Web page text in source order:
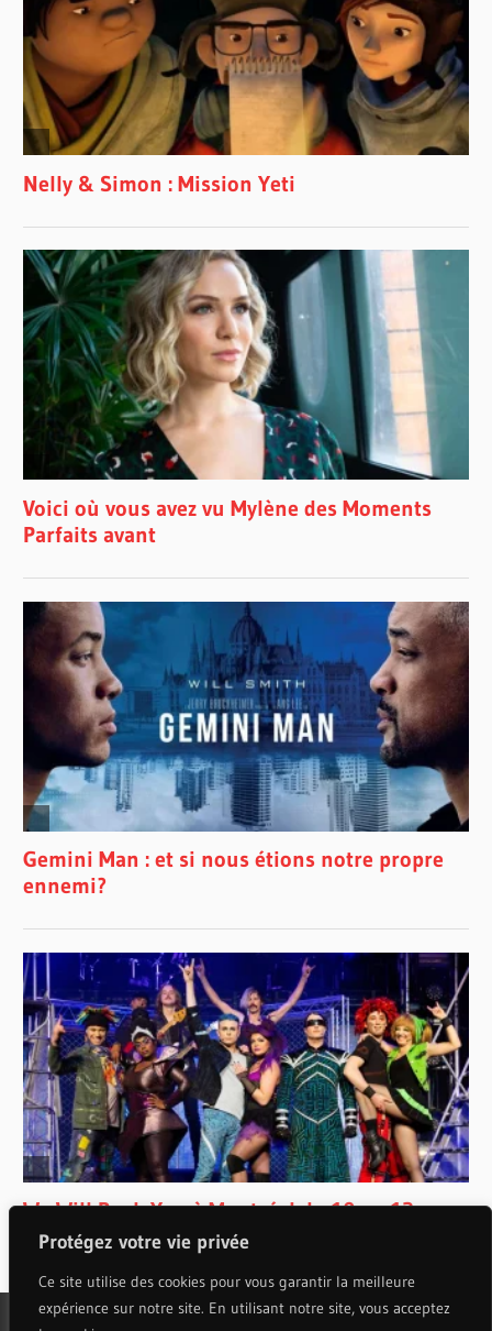
Protégez votre vie privée
Ce site utilise des cookies pour vous garantir la meilleure
expérience sur notre site. En utilisant notre site, vous acceptez